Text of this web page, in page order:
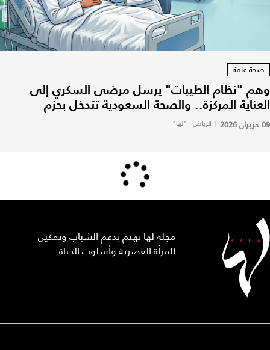
صحة عامة
وهم "نظام الطيبات" يرسل مرضى السكري إلى
العناية المركزة.. والصحة السعودية تتدخل بحزم
09 حزيران 2026 | الرياض - "لها"
مجلة لها تهتم بدعم الشباب وتمكين
المرأة العصرية وأسلوب الحياة.